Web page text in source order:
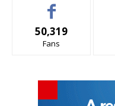
50,319
Fans